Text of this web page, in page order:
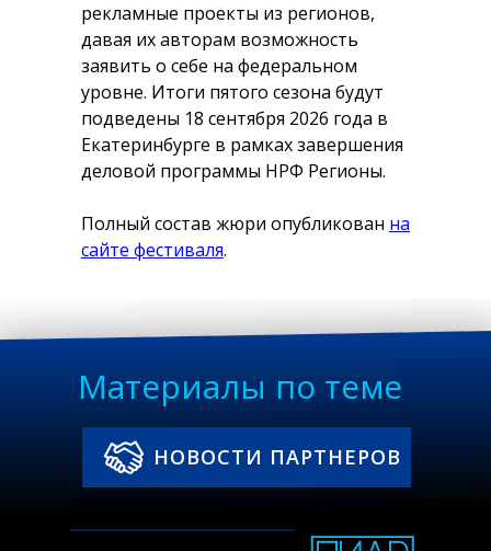
рекламные проекты из регионов,
давая их авторам возможность
заявить о себе на федеральном
уровне. Итоги пятого сезона будут
подведены 18 сентября 2026 года в
Екатеринбурге в рамках завершения
деловой программы НРФ Регионы.
Полный состав жюри опубликован на
сайте фестиваля.
Материалы по теме
НОВОСТИ ПАРТНЕРОВ